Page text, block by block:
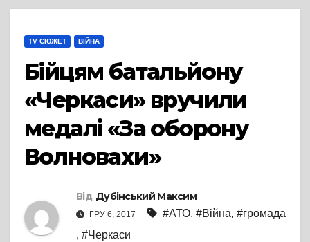
TV СЮЖЕТ ВІЙНА
Бійцям батальйону
«Черкаси» вручили
медалі «За оборону
Волновахи»
Від Дубінський Максим
ГРУ 6, 2017 #АТО, #Війна, #громада
, #Черкаси